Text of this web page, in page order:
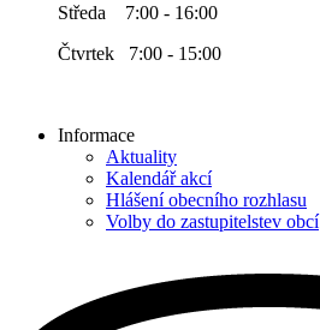
Středa 7:00 - 16:00
Čtvrtek 7:00 - 15:00
Informace
Aktuality
Kalendář akcí
Hlášení obecního rozhlasu
Volby do zastupitelstev obcí